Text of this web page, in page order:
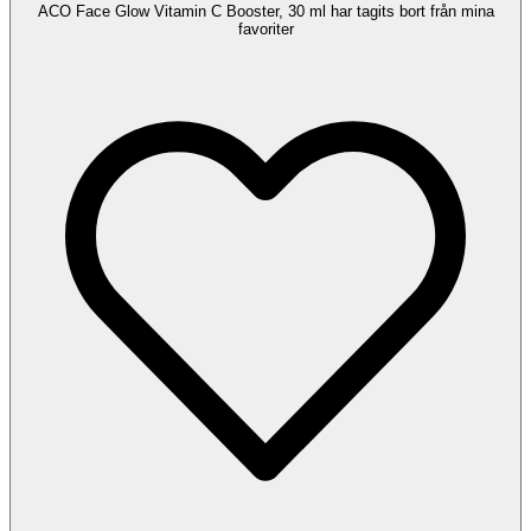
ACO Face Glow Vitamin C Booster, 30 ml har tagits bort från mina
favoriter